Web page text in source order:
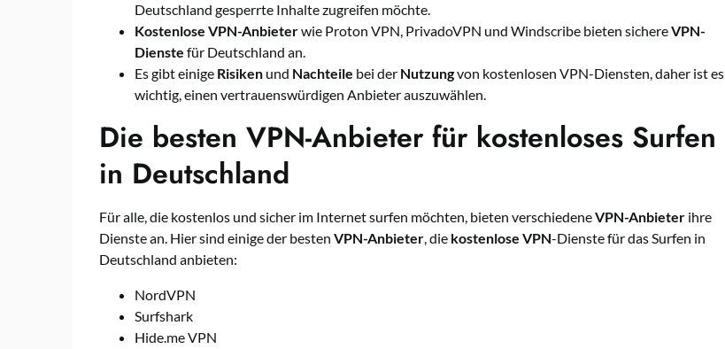
Deutschland gesperrte Inhalte zugreifen möchte.
Kostenlose VPN-Anbieterwie Proton VPN, PrivadoVPN und Windscribe bieten sichereVPN-
Dienste für Deutschland an.
Es gibt einige Risiken und Nachteile bei der Nutzungvon kostenlosen VPN-Diensten, daher ist es
wichtig, einen vertrauenswürdigen Anbieter auszuwählen.
Die besten VPN-Anbieter für kostenloses Surfen
in Deutschland
Für alle, die kostenlos und sicher im Internet surfen möchten, bieten verschiedeneVPN-Anbieter ihre
Dienste an. Hier sind einige der besten VPN-Anbieter, die kostenlose VPN-Dienste für das Surfen in
Deutschland anbieten:
NordVPN
Surfshark
Hide.me VPN